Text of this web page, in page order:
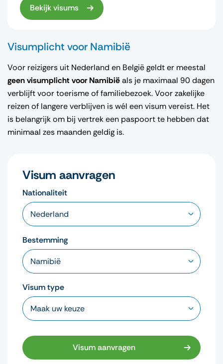
Bekijk visums
Visumplicht voor Namibië
Voor reizigers uit Nederland en België geldt er meestal
geen visumplicht voor Namibiëals je maximaal 90 dagen
verblijft voor toerisme of familiebezoek. Voor zakelijke
reizen of langere verblijven is wél een visum vereist. Het
is belangrijk om bij vertrek een paspoort te hebben dat
minimaal zes maanden geldig is.
Visum aanvragen
Nationaliteit
Bestemming
Visum type
Visum aanvragen